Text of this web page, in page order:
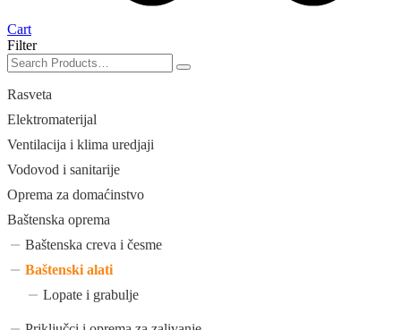
Cart
Filter
Rasveta
Elektromaterijal
Ventilacija i klima uredjaji
Vodovod i sanitarije
Oprema za domaćinstvo
Baštenska oprema
Baštenska creva i česme
Baštenski alati
Lopate i grabulje